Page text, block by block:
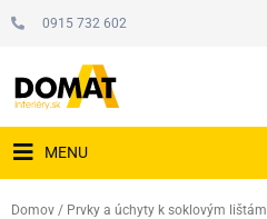
0915 732 602
MENU
Domov / Prvky a úchyty k soklovým lištám